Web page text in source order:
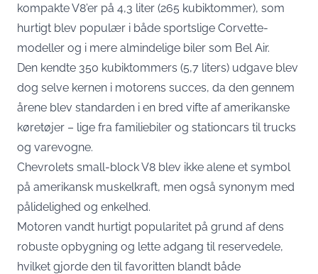
kompakte V8’er på 4,3 liter (265 kubiktommer), som
hurtigt blev populær i både sportslige Corvette-
modeller og i mere almindelige biler som Bel Air.
Den kendte 350 kubiktommers (5,7 liters) udgave blev
dog selve kernen i motorens succes, da den gennem
årene blev standarden i en bred vifte af amerikanske
køretøjer – lige fra familiebiler og stationcars til trucks
og varevogne.
Chevrolets small-block V8 blev ikke alene et symbol
på amerikansk muskelkraft, men også synonym med
pålidelighed og enkelhed.
Motoren vandt hurtigt popularitet på grund af dens
robuste opbygning og lette adgang til reservedele,
hvilket gjorde den til favoritten blandt både